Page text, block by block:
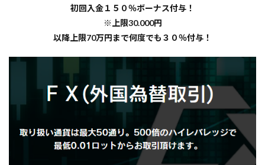
2
初回入金１５０％ボーナス付与！
※上限30.000円
以降上限70万円まで何度でも３０％付与！